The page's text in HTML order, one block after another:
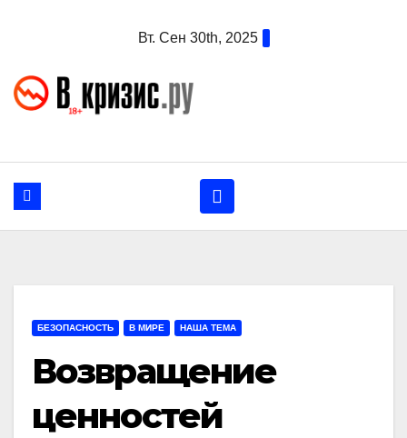
Вт. Сен 30th, 2025
БЕЗОПАСНОСТЬ В МИРЕ НАША ТЕМА
Возвращение
ценностей